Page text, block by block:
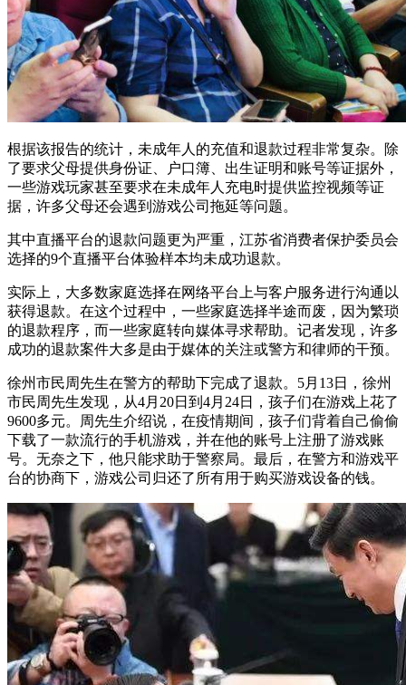
根据该报告的统计，未成年人的充值和退款过程非常复杂。除
了要求父母提供身份证、户口簿、出生证明和账号等证据外，
一些游戏玩家甚至要求在未成年人充电时提供监控视频等证
据，许多父母还会遇到游戏公司拖延等问题。
其中直播平台的退款问题更为严重，江苏省消费者保护委员会
选择的9个直播平台体验样本均未成功退款。
实际上，大多数家庭选择在网络平台上与客户服务进行沟通以
获得退款。在这个过程中，一些家庭选择半途而废，因为繁琐
的退款程序，而一些家庭转向媒体寻求帮助。记者发现，许多
成功的退款案件大多是由于媒体的关注或警方和律师的干预。
徐州市民周先生在警方的帮助下完成了退款。5月13日，徐州
市民周先生发现，从4月20日到4月24日，孩子们在游戏上花了
9600多元。周先生介绍说，在疫情期间，孩子们背着自己偷偷
下载了一款流行的手机游戏，并在他的账号上注册了游戏账
号。无奈之下，他只能求助于警察局。最后，在警方和游戏平
台的协商下，游戏公司归还了所有用于购买游戏设备的钱。